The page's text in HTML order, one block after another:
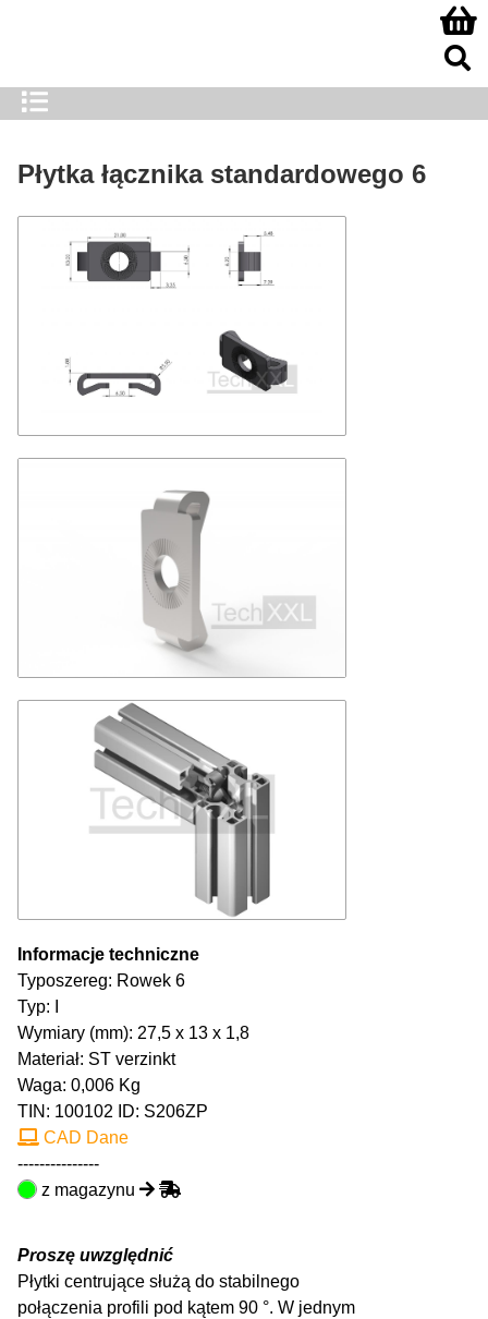
Płytka łącznika standardowego 6
Informacje techniczne
Typoszereg: Rowek 6
Typ: I
Wymiary (mm): 27,5 x 13 x 1,8
Materiał: ST verzinkt
Waga: 0,006 Kg
TIN: 100102 ID: S206ZP
CAD Dane
---------------
z magazynu
Proszę uwzględnić
Płytki centrujące służą do stabilnego
połączenia profili pod kątem 90 °. W jednym